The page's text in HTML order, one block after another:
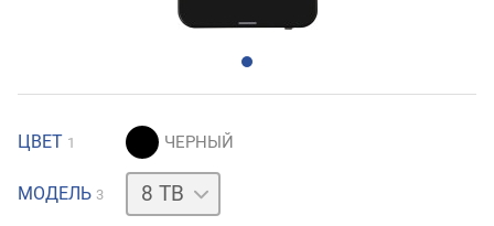
ЦВЕТ 1
МОДЕЛЬ 3
4
TB